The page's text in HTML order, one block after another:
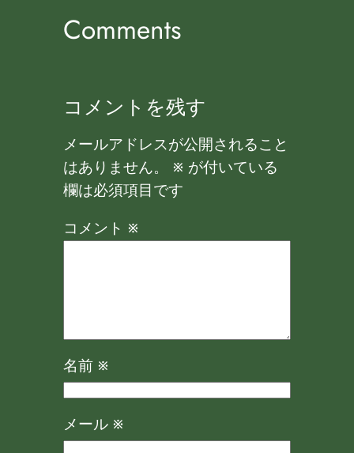
Comments
コメントを残す
メールアドレスが公開されること
はありません。
※ が付いている
欄は必須項目です
コメント ※
名前 ※
メール ※